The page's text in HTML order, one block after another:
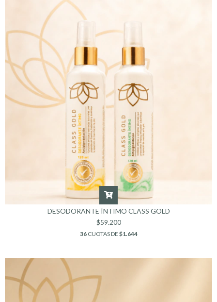
DESODORANTE ÍNTIMO CLASS GOLD
$59.200
36CUOTAS DE $1.644